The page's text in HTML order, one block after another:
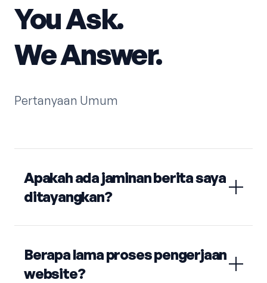
You Ask.
We Answer.
Pertanyaan Umum
Apakah ada jaminan berita saya
ditayangkan?
Berapa lama proses pengerjaan
website?